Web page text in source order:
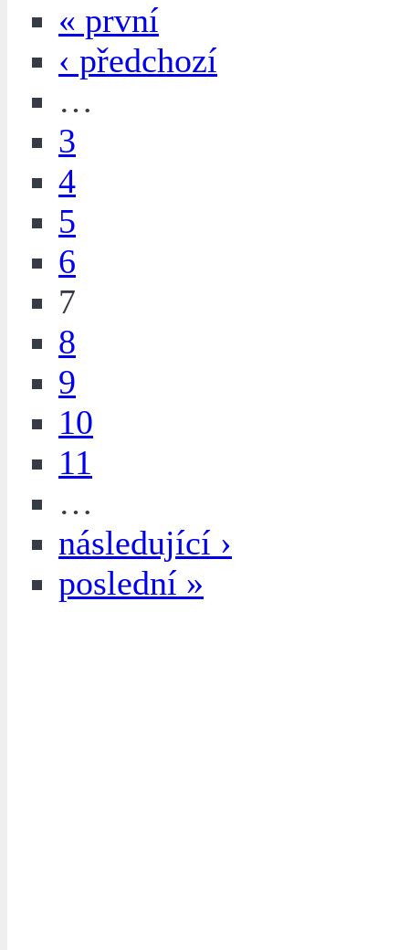
« první
‹ předchozí
…
3
4
5
6
7
8
9
10
11
…
následující ›
poslední »